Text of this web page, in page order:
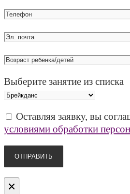
Выберите занятие из списка
Оставляя заявку, вы
условиями обработки
×